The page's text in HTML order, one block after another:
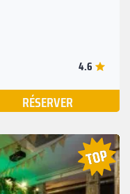
4.6
RÉSERVER